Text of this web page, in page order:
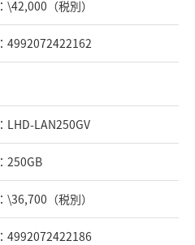
：\42,000（税別）
：4992072422162
：LHD-LAN250GV
：250GB
：\36,700（税別）
：4992072422186